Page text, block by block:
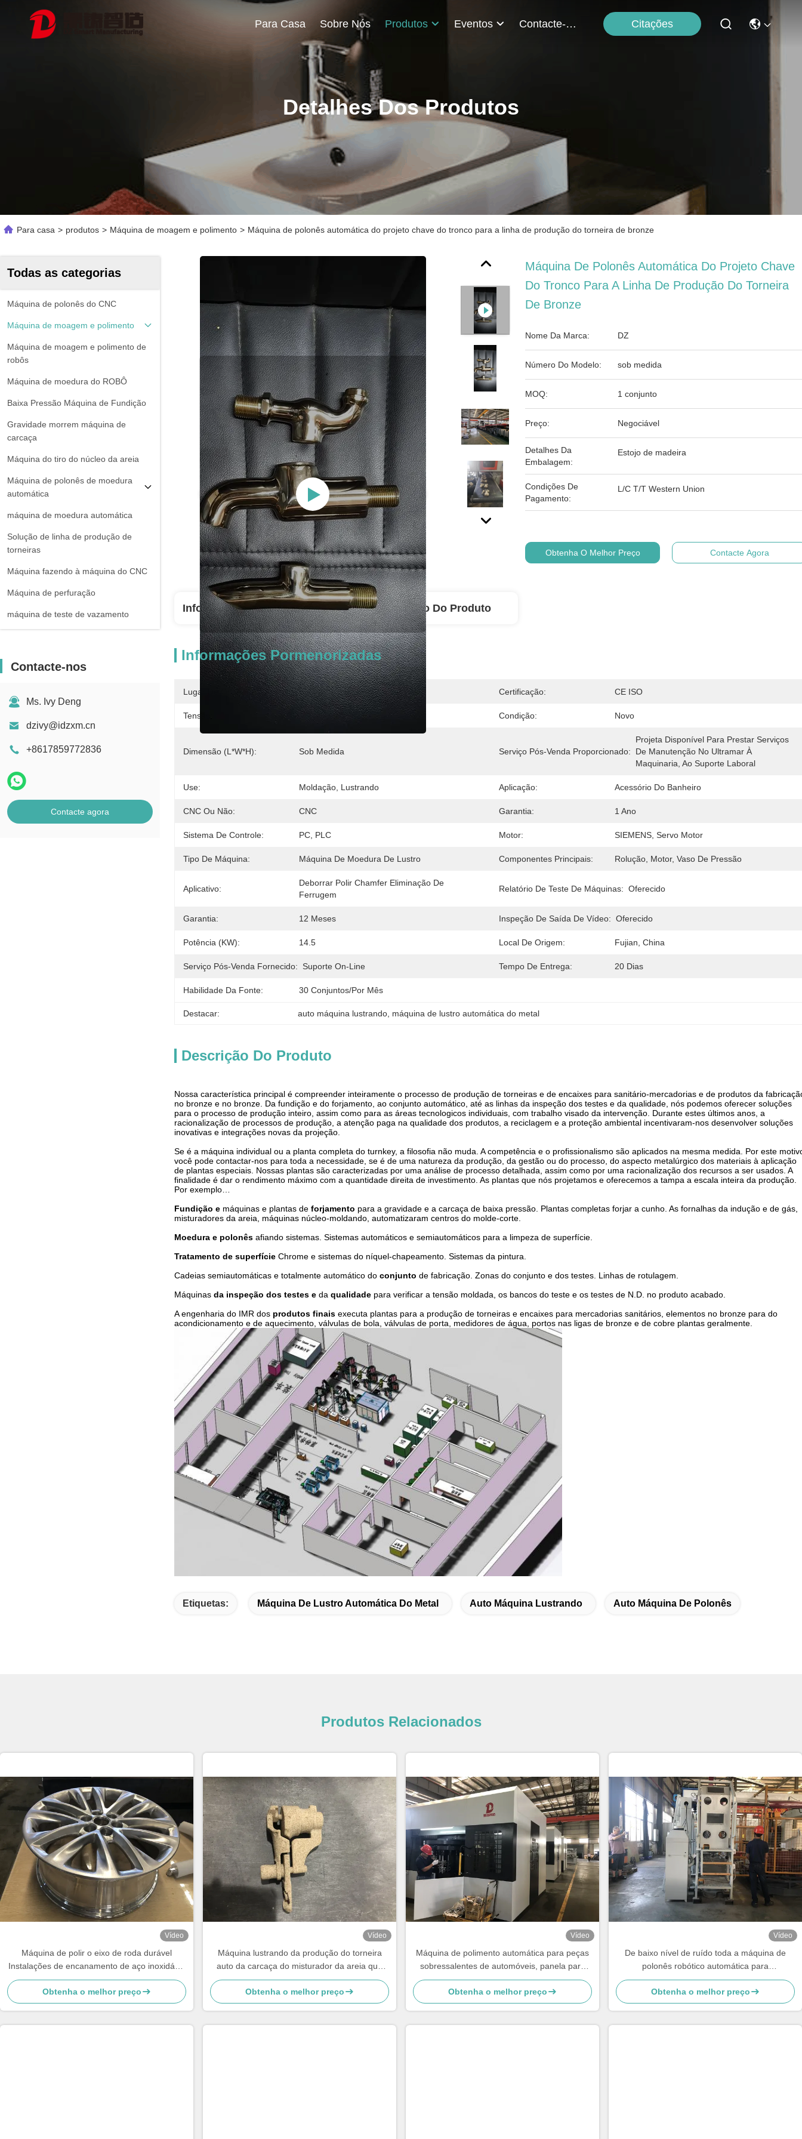
Para Casa Sobre Nós Produtos Eventos Contacte-Nos Citações
Detalhes Dos Produtos
Para casa > produtos > Máquina de moagem e polimento > Máquina de polonês automática do projeto chave do tronco para a linha de produção do torneira de bronze
Todas as categorias
Máquina de polonês do CNC
Máquina de moagem e polimento
Máquina de moagem e polimento de
robôs
Máquina de moedura do ROBÔ
Baixa Pressão Máquina de Fundição
Gravidade morrem máquina de
carcaça
Máquina do tiro do núcleo da areia
Máquina de polonês de moedura
automática
máquina de moedura automática
Solução de linha de produção de
torneiras
Máquina fazendo à máquina do CNC
Máquina de perfuração
máquina de teste de vazamento
Contacte-nos
Ms. Ivy Deng
dzivy@idzxm.cn
+8617859772836
Contacte agora
Máquina De Polonês Automática Do Projeto Chave
Do Tronco Para A Linha De Produção Do Torneira
De Bronze
Nome Da Marca: DZ
Número Do Modelo: sob medida
MOQ: 1 conjunto
Preço: Negociável
Detalhes Da
Embalagem:
Estojo de madeira
Condições De
Pagamento:
L/C T/T Western Union
Obtenha O Melhor Preço Contacte Agora
Informações Pormenorizadas Descrição Do Produto
Informações Pormenorizadas
Lugar De Origem: China Certificação: CE ISO
Tensão: 380v/50HZ Condição: Novo
Dimensão (L*W*H): Sob Medida Serviço Pós-Venda Proporcionado:
Projeta Disponível Para Prestar Serviços
De Manutenção No Ultramar À
Maquinaria, Ao Suporte Laboral
Use: Moldação, Lustrando Aplicação: Acessório Do Banheiro
CNC Ou Não: CNC Garantia: 1 Ano
Sistema De Controle: PC, PLC Motor: SIEMENS, Servo Motor
Tipo De Máquina: Máquina De Moedura De Lustro Componentes Principais: Rolução, Motor, Vaso De Pressão
Aplicativo:
Deborrar Polir Chamfer Eliminação De
Ferrugem
Relatório De Teste De Máquinas: Oferecido
Garantia: 12 Meses Inspeção De Saída De Vídeo: Oferecido
Potência (kW): 14.5 Local De Origem: Fujian, China
Serviço Pós-Venda Fornecido: Suporte On-Line Tempo De Entrega: 20 Dias
Habilidade Da Fonte: 30 Conjuntos/por Mês
Destacar: auto máquina lustrando máquina de lustro automática do metal
Descrição Do Produto
Nossa característica principal é compreender inteiramente o processo de produção de torneiras e de encaixes para sanitário-mercadorias e de produtos da
no bronze e no bronze. Da fundição e do forjamento, ao conjunto automático, até as linhas da inspeção dos testes e da qualidade, nós podemos oferecer soluções
para o processo de produção inteiro, assim como para as áreas tecnologicos individuais, com trabalho visado da intervenção. Durante estes últimos anos, a
racionalização de processos de produção, a atenção paga na qualidade dos produtos, a reciclagem e a proteção ambiental incentivaram-nos desenvolver soluções
inovativas e integrações novas da projeção.
Se é a máquina individual ou a planta completa do turnkey, a filosofia não muda. A competência e o profissionalismo são aplicados na mesma medida. Por este
você pode contactar-nos para toda a necessidade, se é de uma natureza da produção, da gestão ou do processo, do aspecto metalúrgico dos materiais à aplicação
de plantas especiais. Nossas plantas são caracterizadas por uma análise de processo detalhada, assim como por uma racionalização dos recursos a ser usados. A
finalidade é dar o rendimento máximo com a quantidade direita de investimento. As plantas que nós projetamos e oferecemos a tampa a escala inteira da produção.
Por exemplo…
Fundição e máquinas e plantas de forjamento para a gravidade e a carcaça de baixa pressão. Plantas completas forjar a cunho. As fornalhas da indução e de gás,
misturadores da areia, máquinas núcleo-moldando, automatizaram centros do molde-corte.
Moedura e polonês afiando sistemas. Sistemas automáticos e semiautomáticos para a limpeza de superfície.
Tratamento de superfície Chrome e sistemas do níquel-chapeamento. Sistemas da pintura.
Cadeias semiautomáticas e totalmente automático do conjunto de fabricação. Zonas do conjunto e dos testes. Linhas de rotulagem.
Máquinas da inspeção dos testes e da qualidade para verificar a tensão moldada, os bancos do teste e os testes de N.D. no produto acabado.
A engenharia do IMR dos produtos finais executa plantas para a produção de torneiras e encaixes para mercadorias sanitários, elementos no bronze para do
acondicionamento e de aquecimento, válvulas de bola, válvulas de porta, medidores de água, portos nas ligas de bronze e de cobre plantas geralmente.
Produtos Relacionados
Máquina de polir o eixo de roda durável
Equipamento de polir para peças de
automóveis
Obtenha o melhor preço
Máquina lustrando da produção do torneira
mói ao conjunto
Obtenha o melhor preço
Máquina de polimento automática para peças
cozinhar pés de cadeira
Obtenha o melhor preço
De baixo nível de ruído toda a máquina de
torneiras/torneira de água
Obtenha o melhor preço